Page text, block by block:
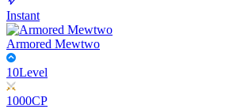
Instant
Armored Mewtwo
10Level
1000CP